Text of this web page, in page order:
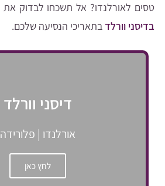
טסים לאורלנדו? אל תשכחו לבדוק את
בדיסני וורלדבתאריכי הנסיעה שלכם.
דיסני וורלד
אורלנדו | פלורידה
לחץ כאן